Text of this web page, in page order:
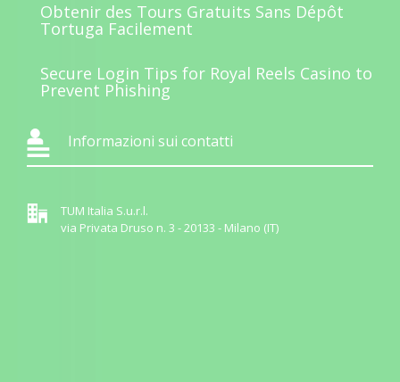
Obtenir des Tours Gratuits Sans Dépôt
Tortuga Facilement
Secure Login Tips for Royal Reels Casino to
Prevent Phishing
Informazioni sui contatti
TUM Italia S.u.r.l.
via Privata Druso n. 3 - 20133 - Milano (IT)